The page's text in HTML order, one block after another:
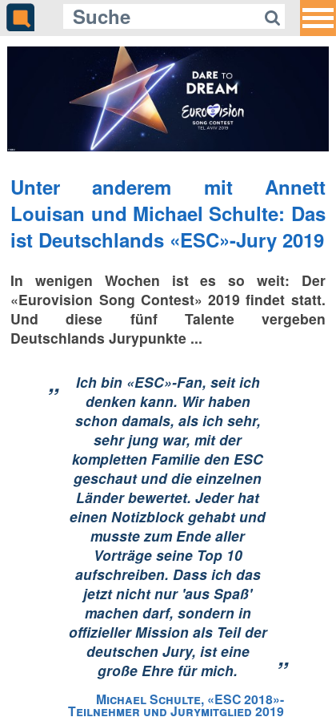
Unter anderem mit Annett
Louisan und Michael Schulte: Das
ist Deutschlands «ESC»-Jury 2019
In wenigen Wochen ist es so weit: Der
«Eurovision Song Contest» 2019 findet statt.
Und diese fünf Talente vergeben
Deutschlands Jurypunkte ...
„
Ich bin «ESC»-Fan, seit ich
denken kann. Wir haben
schon damals, als ich sehr,
sehr jung war, mit der
kompletten Familie den ESC
geschaut und die einzelnen
Länder bewertet. Jeder hat
einen Notizblock gehabt und
musste zum Ende aller
Vorträge seine Top 10
aufschreiben. Dass ich das
jetzt nicht nur 'aus Spaß'
machen darf, sondern in
offizieller Mission als Teil der
deutschen Jury, ist eine
große Ehre für mich.
”
Michael Schulte, «ESC 2018»-
Teilnehmer und Jurymitglied 2019